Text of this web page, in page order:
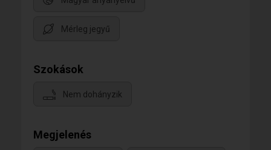
Mérleg jegyű
Szokások
Nem dohányzik
Megjelenés